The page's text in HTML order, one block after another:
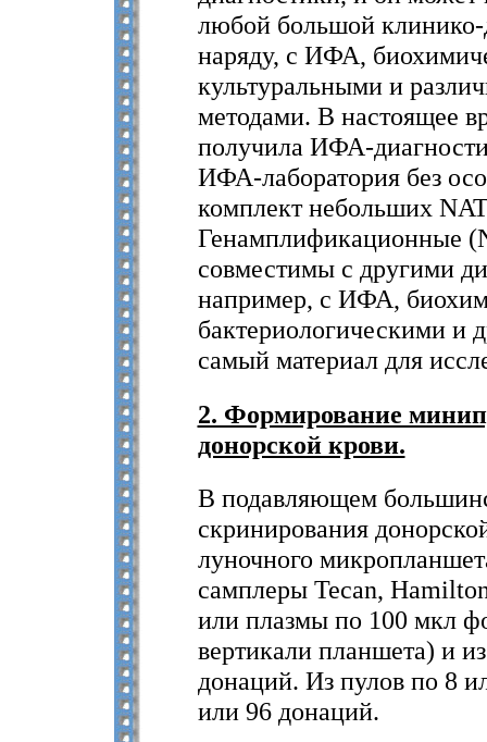
любой большой клинико-
наряду, с ИФА,
культуральными и
методами. В настоящее
получила ИФА-
ИФА-лаборатория без
комплект небольших
Генамплификационные
совместимы с другими
например, с ИФА,
бактериологическими и
самый материал для
2. Формирование
донорской крови.
В подавляющем
скринирования
луночного
самплеры Tecan,
или плазмы по 100 мкл
вертикали планшета) и
донаций. Из пулов по 8
или 96 донаций.